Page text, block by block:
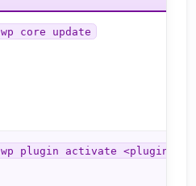
wp core update
wp plugin activate <plugin-